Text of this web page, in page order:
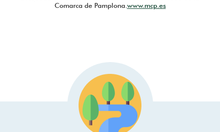
Comarca de Pamplona. www.mcp.es